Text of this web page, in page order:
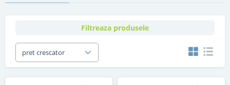
Filtreaza produsele
pret crescator